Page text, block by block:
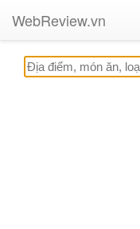
WebReview.vn